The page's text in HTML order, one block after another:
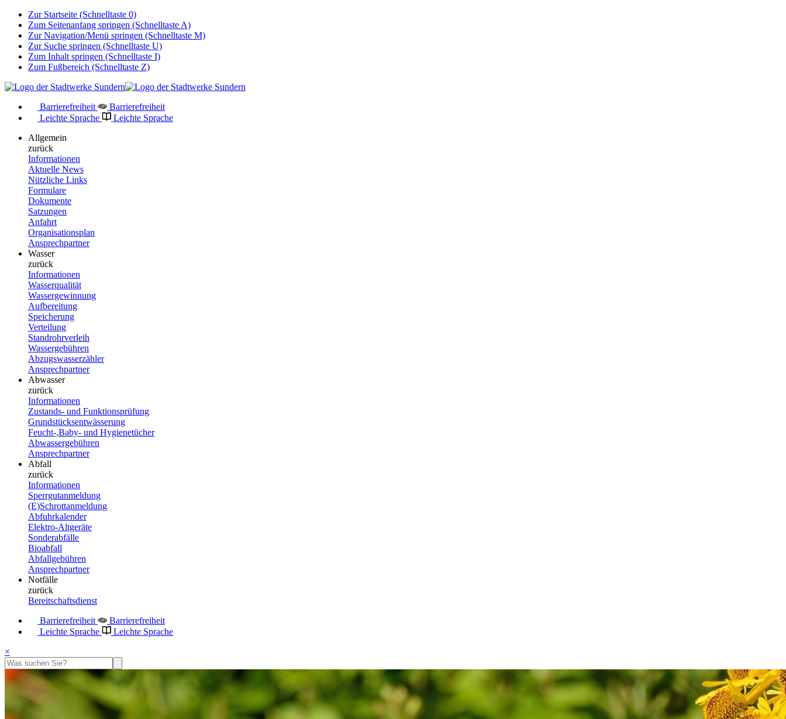
Zur Startseite (Schnelltaste 0)
Zum Seitenanfang springen (Schnelltaste A)
Zur Navigation/Menü springen (Schnelltaste M)
Zur Suche springen (Schnelltaste U)
Zum Inhalt springen (Schnelltaste I)
Zum Fußbereich (Schnelltaste Z)
Barrierefreiheit
Barrierefreiheit
Leichte Sprache
Leichte Sprache
Allgemein
zurück
Informationen
Aktuelle News
Nützliche Links
Formulare
Dokumente
Satzungen
Anfahrt
Organisationsplan
Ansprechpartner
Wasser
zurück
Informationen
Wasserqualität
Wassergewinnung
Aufbereitung
Speicherung
Verteilung
Standrohrverleih
Wassergebühren
Abzugswasserzähler
Ansprechpartner
Abwasser
zurück
Informationen
Zustands- und Funktionsprüfung
Grundstücksentwässerung
Feucht-,Baby- und Hygienetücher
Abwassergebühren
Ansprechpartner
Abfall
zurück
Informationen
Sperrgutanmeldung
(E)Schrottanmeldung
Abfuhrkalender
Elektro-Altgeräte
Sonderabfälle
Bioabfall
Abfallgebühren
Ansprechpartner
Notfälle
zurück
Bereitschaftsdienst
Barrierefreiheit
Barrierefreiheit
Leichte Sprache
Leichte Sprache
×